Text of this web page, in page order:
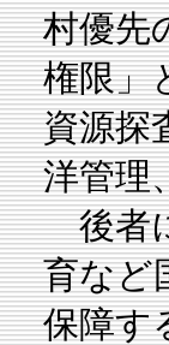
村優先
権限」
資源探
洋管理
後者に
育など
保障す